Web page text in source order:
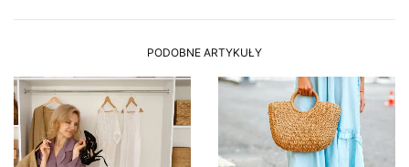
PODOBNE ARTYKUŁY